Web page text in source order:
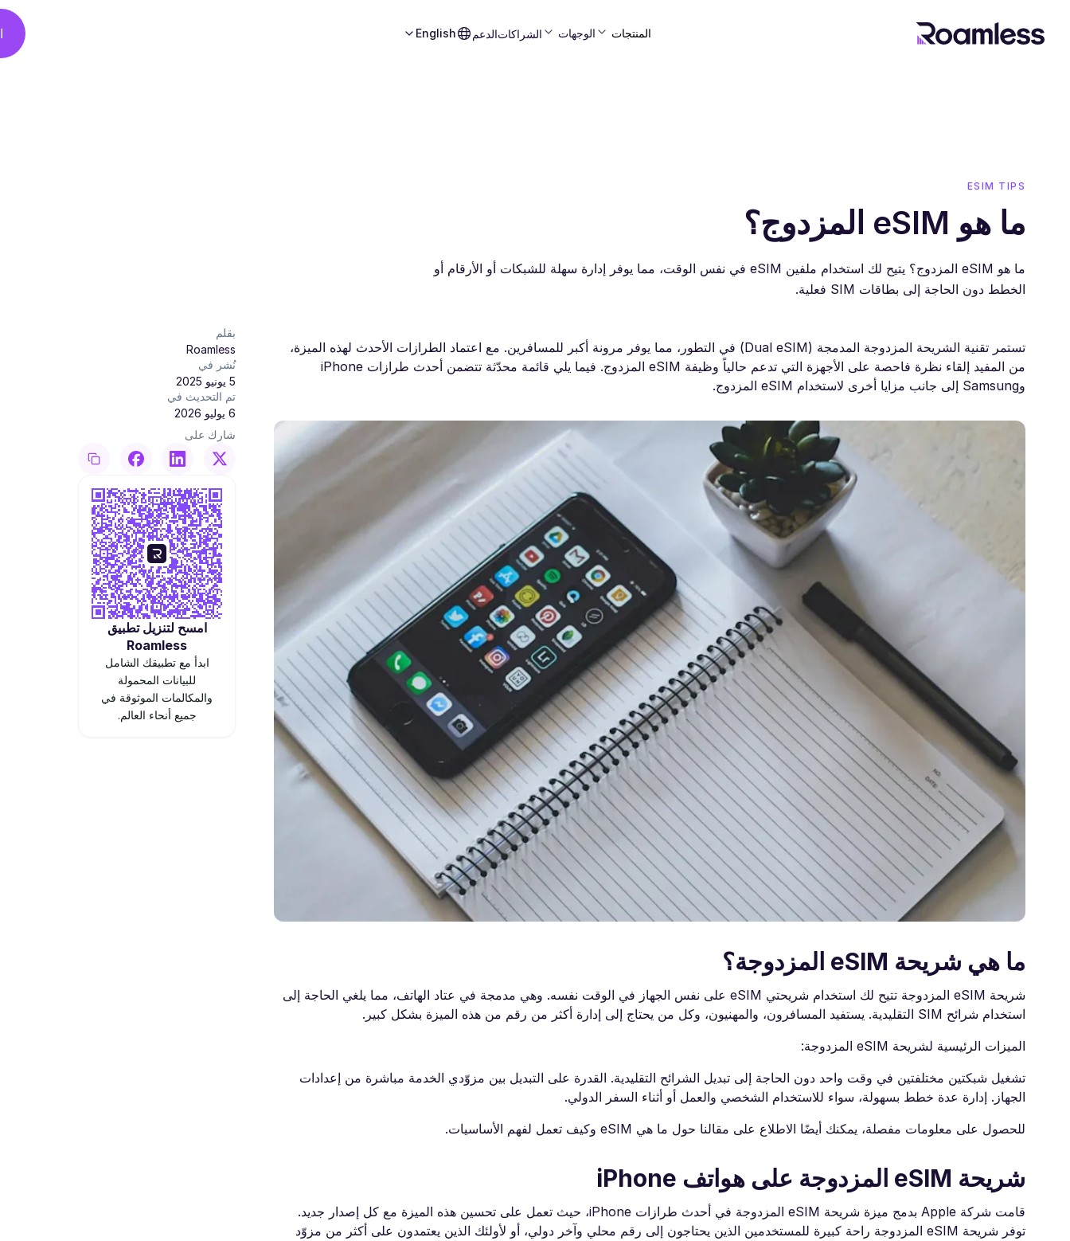
المنتجات الوجهات الشراكاتالدعم English
ESIM TIPS
ما هو eSIM المزدوج؟
ما هو eSIM المزدوج؟ يتيح لك استخدام ملفين eSIM في نفس الوقت، مما يوفر إدارة سهلة للشبكات أو الأرقام أو
الخطط دون الحاجة إلى بطاقات SIM فعلية.
تستمر تقنية الشريحة المزدوجة المدمجة (Dual eSIM) في التطور، مما يوفر مرونة أكبر للمسافرين. مع اعتماد الطرازات الأحدث لهذه الميزة،
من المفيد إلقاء نظرة فاحصة على الأجهزة التي تدعم حالياً وظيفة eSIM المزدوج. فيما يلي قائمة محدّثة تتضمن أحدث طرازات iPhone
وSamsung إلى جانب مزايا أخرى لاستخدام eSIM المزدوج.
ما هي شريحة eSIM المزدوجة؟
شريحة eSIM المزدوجة تتيح لك استخدام شريحتي eSIM على نفس الجهاز في الوقت نفسه. وهي مدمجة في عتاد الهاتف، مما يلغي الحاجة إلى
استخدام شرائح SIM التقليدية. يستفيد المسافرون، والمهنيون، وكل من يحتاج إلى إدارة أكثر من رقم من هذه الميزة بشكل كبير.
الميزات الرئيسية لشريحة eSIM المزدوجة:
تشغيل شبكتين مختلفتين في وقت واحد دون الحاجة إلى تبديل الشرائح التقليدية. القدرة على التبديل بين مزوّدي الخدمة مباشرة من إعدادات
الجهاز. إدارة عدة خطط بسهولة، سواء للاستخدام الشخصي والعمل أو أثناء السفر الدولي.
للحصول على معلومات مفصلة، يمكنك أيضًا الاطلاع على مقالنا حول ما هي eSIM وكيف تعمل لفهم الأساسيات.
شريحة eSIM المزدوجة على هواتف iPhone
قامت شركة Apple بدمج ميزة شريحة eSIM المزدوجة في أحدث طرازات iPhone، حيث تعمل على تحسين هذه الميزة مع كل إصدار جديد.
توفر شريحة eSIM المزدوجة راحة كبيرة للمستخدمين الذين يحتاجون إلى رقم محلي وآخر دولي، أو لأولئك الذين يعتمدون على أكثر من مزوّد
بقلم
Roamless
نُشر في
5 يونيو 2025
تم التحديث في
6 يوليو 2026
شارك على
امسح لتنزيل تطبيق
Roamless
ابدأ مع تطبيقك الشامل
للبيانات المحمولة
والمكالمات الموثوقة في
جميع أنحاء العالم.